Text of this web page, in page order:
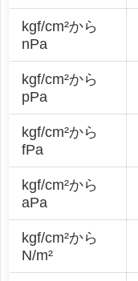
kgf/cm²から
nPa
kgf/cm²から
pPa
kgf/cm²から
fPa
kgf/cm²から
aPa
kgf/cm²から
N/m²